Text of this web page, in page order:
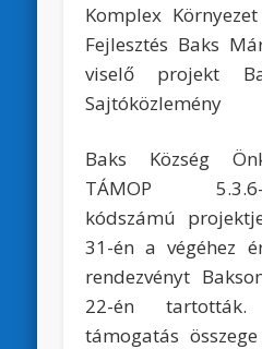
Komplex
Fejlesztés Baks
viselő projekt
Sajtóközlemény
Baks Község
TÁMOP 5.3.6-
kódszámú
31-én a végéhez
rendezvényt
22-én
támogatás